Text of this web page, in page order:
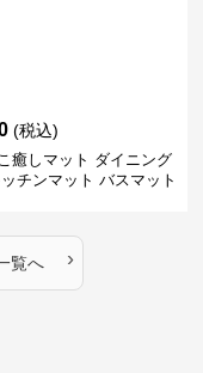
(税込)
癒しマット ダイニング
チンマット バスマット
覧へ ›